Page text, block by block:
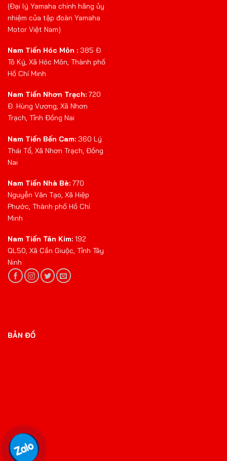
(Đại lý Yamaha chính hãng ủy
nhiệm của tập đoàn Yamaha
Motor Việt Nam)
Nam Tiến Hóc Môn : 385 Đ.
Tô Ký, Xã Hóc Môn, Thành phố
Hồ Chí Minh
Nam Tiến Nhơn Trạch: 720
Đ. Hùng Vương, Xã Nhơn
Trạch, Tỉnh Đồng Nai
Nam Tiến Bến Cam: 360 Lý
Thái Tổ, Xã Nhơn Trạch, Đồng
Nai
Nam Tiến Nhà Bè: 770
Nguyễn Văn Tạo, Xã Hiệp
Phước, Thành phố Hồ Chí
Minh
Nam Tiến Tân Kim: 192
QL50, Xã Cần Giuộc, Tỉnh Tây
Ninh
BẢN ĐỒ